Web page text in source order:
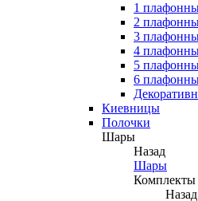
1
2
3
4
5
6
Киевницы
Полочки
Шары
Назад
Шары
Комплекты
Назад